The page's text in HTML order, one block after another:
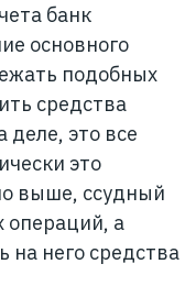
банк
основного
подобных
средства
деле, это все
это
выше, ссудный
операций, а
на него средства